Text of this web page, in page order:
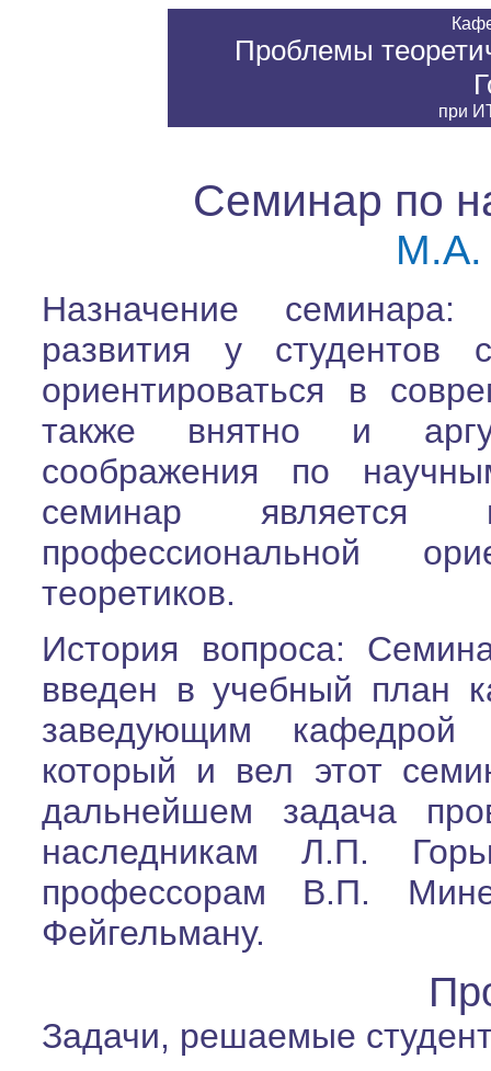
Проблемы
при
Семинар по
М.А.
Назначение
развития у студентов
ориентироваться в
также внятно и
соображения по
семинар является
профессиональной
теоретиков.
История вопроса:
введен в учебный план
заведующим
который и вел этот
дальнейшем задача
наследникам Л.П.
профессорам В.П.
Фейгельману.
Задачи, решаемые